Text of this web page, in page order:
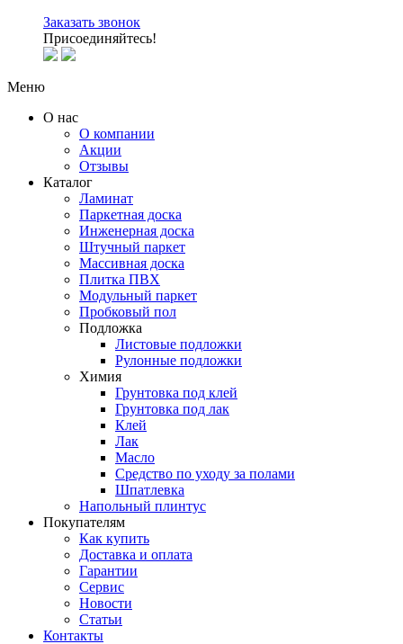
Заказать звонок
Присоединяйтесь!
Меню
О нас
О компании
Акции
Отзывы
Каталог
Ламинат
Паркетная доска
Инженерная доска
Штучный паркет
Массивная доска
Плитка ПВХ
Модульный паркет
Пробковый пол
Подложка
Листовые подложки
Рулонные подложки
Химия
Грунтовка под клей
Грунтовка под лак
Клей
Лак
Масло
Средство по уходу за полами
Шпатлевка
Напольный плинтус
Покупателям
Как купить
Доставка и оплата
Гарантии
Сервис
Новости
Статьи
Контакты